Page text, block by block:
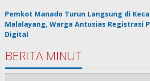
Pemkot Manado Turun Langsung di
Malalayang, Warga Antusias Registrasi
Digital
BERITA MINUT